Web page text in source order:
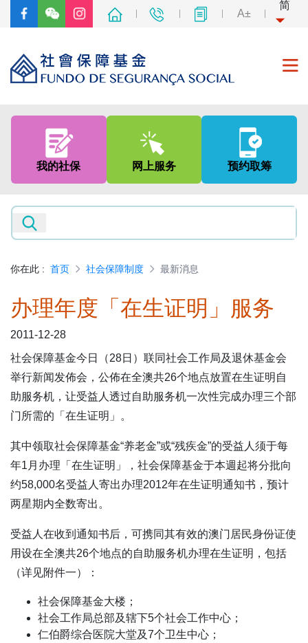
A±
简
关于我们
我的社保 网上服务 预约取筹
你在此 : 首页 社会保障制度 最新消息
办理年度「在生证明」服务
2011-12-28
社会保障基金今日（28日）联同社会工作局及退休基金会
举行新闻发佈会，公佈在全澳共26个地点放置在生证明自
助服务机，让受益人透过自助服务机一次性完成办理三个部
门所需的「在生证明」。
其中领取社会保障基金“养老金”或“残疾金”的受益人须于每
年1月办理「在生证明」，社会保障基金于本週起将分批向
约58,000名受益人寄出办理2012年在生证明通知书，预计
两星期内全数寄出。
受益人在收到通知书后，可携同其有效的澳门居民身份证使
用设在全澳共26个地点的自助服务机办理在生证明，包括
（详见附件一）：
社会保障基金大楼；
社会工作局总部及辖下5个社会工作中心；
仁伯爵综合医院大堂及7个卫生中心；